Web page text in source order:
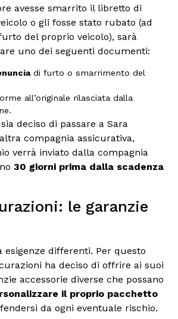
avesse smarrito il libretto di
o gli fosse stato rubato (ad
del proprio veicolo), sarà
uno dei seguenti documenti:
di furto o smarrimento del
all’originale rilasciata dalla
deciso di passare a Sara
compagnia assicurativa,
verrà inviato dalla compagnia
30 giorni prima dalla scadenza
le garanzie
esigenze differenti. Per questo
ha deciso di offrire ai suoi
accessorie diverse che possano
il proprio pacchetto
da ogni eventuale rischio.